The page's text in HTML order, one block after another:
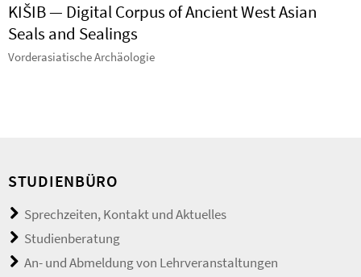
KIŠIB — Digital Corpus of Ancient West Asian
Seals and Sealings
Vorderasiatische Archäologie
STUDIENBÜRO
Sprechzeiten, Kontakt und Aktuelles
Studienberatung
An- und Abmeldung von Lehrveranstaltungen